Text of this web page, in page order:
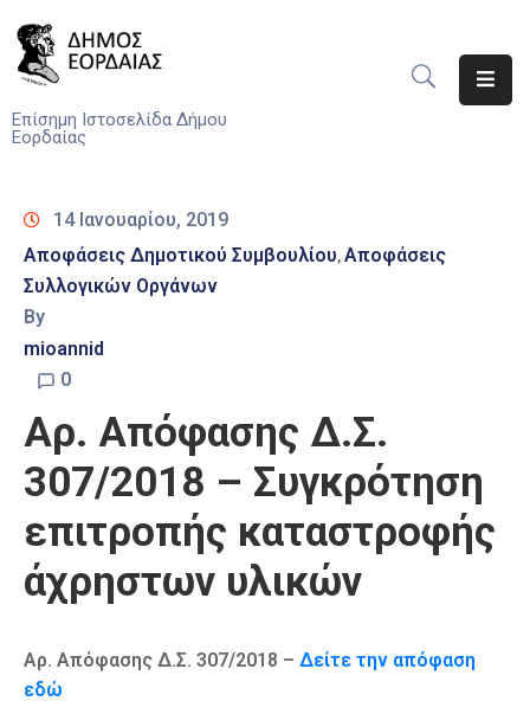
Επίσημη Ιστοσελίδα Δήμου
Εορδαίας
Υπηρεσίες
Του
Δήμου
Αποφάσεις
Καιρός
14 Ιανουαρίου, 2019
Αποφάσεις Δημοτικού Συμβουλίου‚Αποφάσεις
Συλλογικών Οργάνων
By
mioannid
0
Αρ. Απόφασης Δ.Σ.
307/2018 – Συγκρότηση
επιτροπής καταστροφής
άχρηστων υλικών
Αρ. Απόφασης Δ.Σ. 307/2018 – Δείτε την απόφαση
εδώ